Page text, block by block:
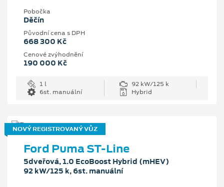
Pobočka
Děčín
Původní cena s DPH
668 300 Kč
Cenové zvýhodnění
190 000 Kč
1 l
92 kW/125 k
6st. manuální
Hybrid
NOVÝ REGISTROVANÝ VŮZ
Ford Puma ST-Line
5dveřová, 1.0 EcoBoost Hybrid (mHEV)
92 kW/125 k, 6st. manuální